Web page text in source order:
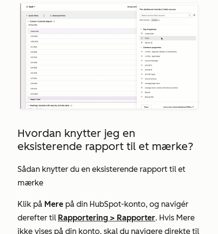
Hvordan knytter jeg en
eksisterende rapport til et mærke?
Sådan knytter du en eksisterende rapport til et
mærke
Klik på Mere på din HubSpot-konto, og navigér
derefter til Rapportering > Rapporter. Hvis Mere
ikke vises på din konto, skal du navigere direkte til